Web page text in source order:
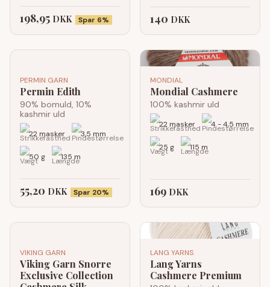
198,95 DKK Spar 6% 140 DKK
PERMIN GARN
Permin Edith
90% bomuld, 10%
kashmir uld
22 masker 3,5 mm
50 g 135 m
55,20 DKK Spar 20%
MONDIAL
Mondial Cashmere
100% kashmir uld
22 masker 4 - 4,5 mm
25 g 115 m
169 DKK
VIKING GARN
Viking Garn Snorre
Exclusive Collection
LANG YARNS
Lang Yarns
Cashmere Premium